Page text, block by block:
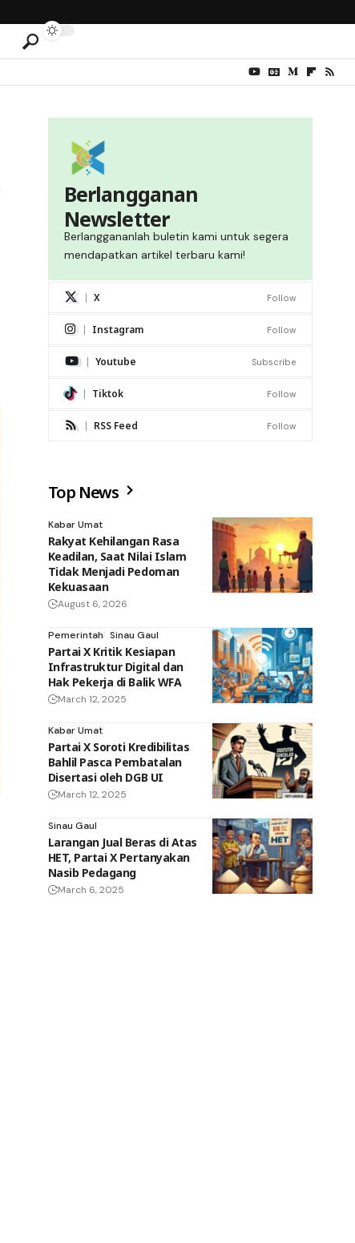
Berlangganan
Newsletter
Berlanggananlah buletin kami untuk segera
mendapatkan artikel terbaru kami!
X Follow
Instagram Follow
Youtube Subscribe
Tiktok Follow
RSS Feed Follow
Top News
Kabar Umat
Rakyat Kehilangan Rasa
Keadilan, Saat Nilai Islam
Tidak Menjadi Pedoman
Kekuasaan
August 6, 2026
Pemerintah Sinau Gaul
Partai X Kritik Kesiapan
Infrastruktur Digital dan
Hak Pekerja di Balik WFA
March 12, 2025
Kabar Umat
Partai X Soroti Kredibilitas
Bahlil Pasca Pembatalan
Disertasi oleh DGB UI
March 12, 2025
Sinau Gaul
Larangan Jual Beras di Atas
HET, Partai X Pertanyakan
Nasib Pedagang
March 6, 2025